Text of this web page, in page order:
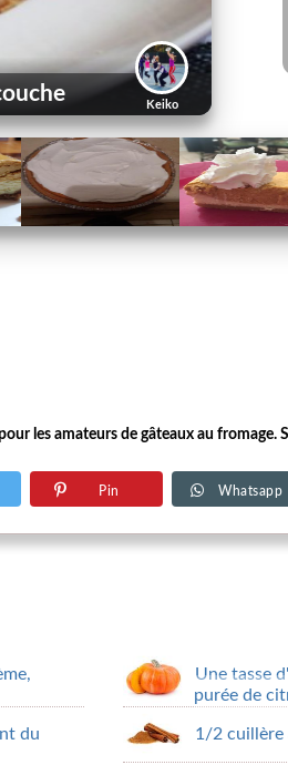
Keiko
les amateurs de gâteaux au fromage.
Pin Whatsapp
du
Une tasse
purée de
1/2 cuillère